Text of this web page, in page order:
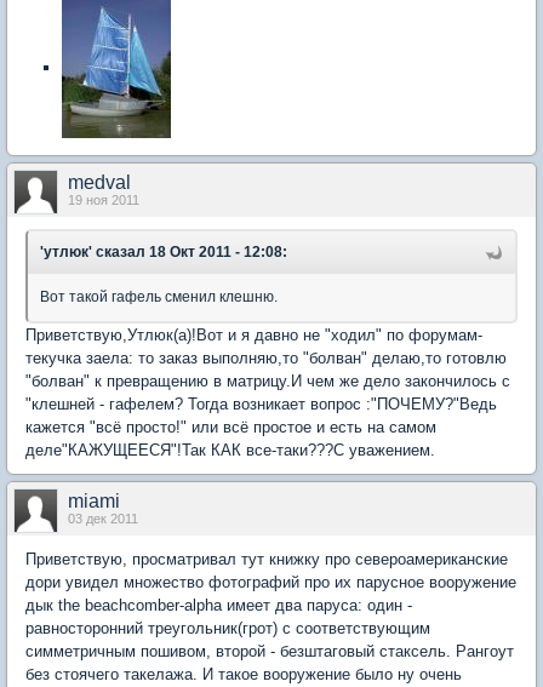
medval
19 ноя 2011
'утлюк' сказал 18 Окт 2011 - 12:08:
Вот такой гафель сменил клешню.
Приветствую,Утлюк(а)!Вот и я давно не "ходил" по форумам-
текучка заела: то заказ выполняю,то "болван" делаю,то готовлю
"болван" к превращению в матрицу.И чем же дело закончилось с
"клешней - гафелем? Тогда возникает вопрос :"ПОЧЕМУ?"Ведь
кажется "всё просто!" или всё простое и есть на самом
деле"КАЖУЩЕЕСЯ"!Так КАК все-таки???С уважением.
miami
03 дек 2011
Приветствую, просматривал тут книжку про североамериканские
дори увидел множество фотографий про их парусное вооружение
дык the beachcomber-alpha имеет два паруса: один -
равносторонний треугольник(грот) с соответствующим
симметричным пошивом, второй - безштаговый стаксель. Рангоут
без стоячего такелажа. И такое вооружение было ну очень